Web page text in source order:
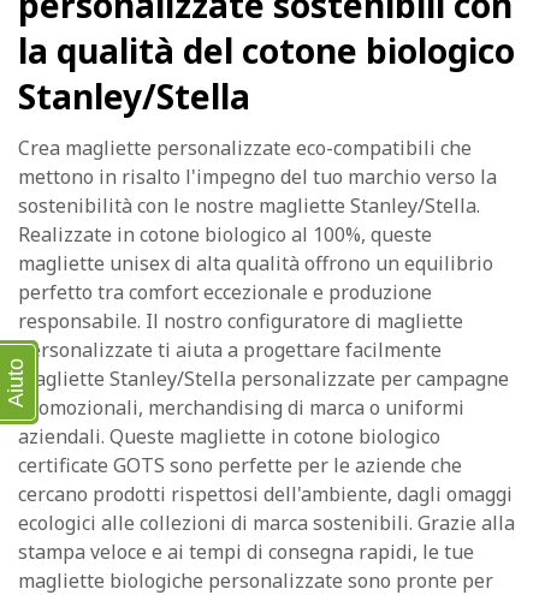
la qualità del cotone biologico
Stanley/Stella
Crea magliette personalizzate eco-compatibili che
mettono in risalto l'impegno del tuo marchio verso la
sostenibilità con le nostre magliette Stanley/Stella.
Realizzate in cotone biologico al 100%, queste
magliette unisex di alta qualità offrono un equilibrio
perfetto tra comfort eccezionale e produzione
responsabile. Il nostro configuratore di magliette
personalizzate ti aiuta a progettare facilmente
magliette Stanley/Stella personalizzate per campagne
promozionali, merchandising di marca o uniformi
aziendali. Queste magliette in cotone biologico
certificate GOTS sono perfette per le aziende che
cercano prodotti rispettosi dell'ambiente, dagli omaggi
ecologici alle collezioni di marca sostenibili. Grazie alla
stampa veloce e ai tempi di consegna rapidi, le tue
magliette biologiche personalizzate sono pronte per
Aiuto